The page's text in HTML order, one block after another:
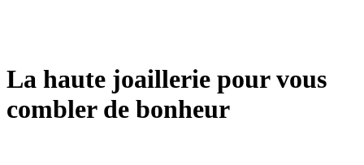
La haute joaillerie pour vous
combler de bonheur